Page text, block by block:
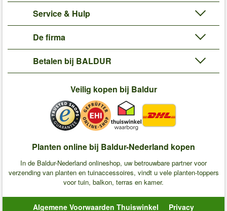
Service & Hulp
De firma
Betalen bij BALDUR
Veilig kopen bij Baldur
Planten online bij Baldur-Nederland kopen
In de Baldur-Nederland onlineshop, uw betrouwbare partner voor
verzending van planten en tuinaccessoires, vindt u vele planten-toppers
voor tuin, balkon, terras en kamer.
Algemene Voorwaarden Thuiswinkel Privacy